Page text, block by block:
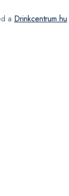
a Drinkcentrum.hu